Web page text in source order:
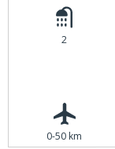
2
0-50 km